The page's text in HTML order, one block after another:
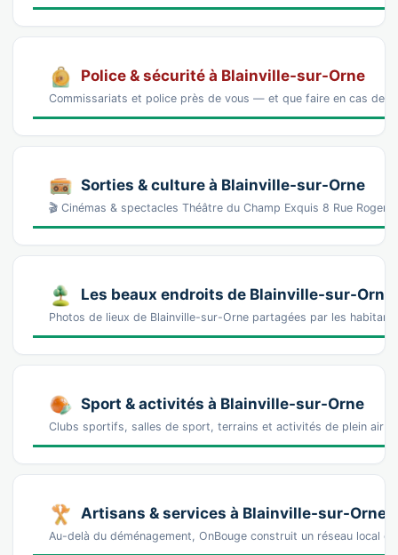
Police & sécurité à Blainville-sur-Orne
Commissariats et police près de vous — et que faire en cas de
Sorties & culture à Blainville-sur-Orne
🎬 Cinémas & spectacles Théâtre du Champ Exquis 8 Rue Roger
Les beaux endroits de Blainville-sur-Orne
Photos de lieux de Blainville-sur-Orne partagées par les
Sport & activités à Blainville-sur-Orne
Clubs sportifs, salles de sport, terrains et activités de plein air à
Artisans & services à Blainville-sur-Orne
Au-delà du déménagement, OnBouge construit un réseau local